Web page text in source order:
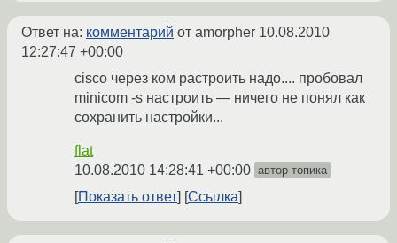
Ответ на: комментарий от amorpher 10.08.2010
12:27:47 +00:00
cisco через ком растроить надо.... пробовал
minicom -s настроить — ничего не понял как
сохранить настройки...
flat
10.08.2010 14:28:41 +00:00 автор топика
Показать ответ Ссылка